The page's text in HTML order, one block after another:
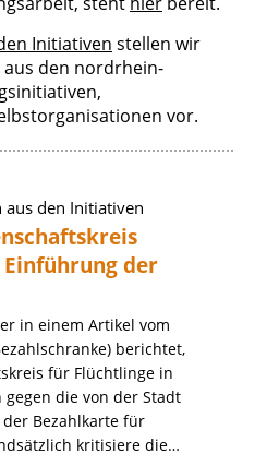
Initiativen stellen wir
den nordrhein-
vor.
aus den Initiativen
der
in einem Artikel vom
berichtet,
für Flüchtlinge in
die von der Stadt
Bezahlkarte für
kritisiere die…